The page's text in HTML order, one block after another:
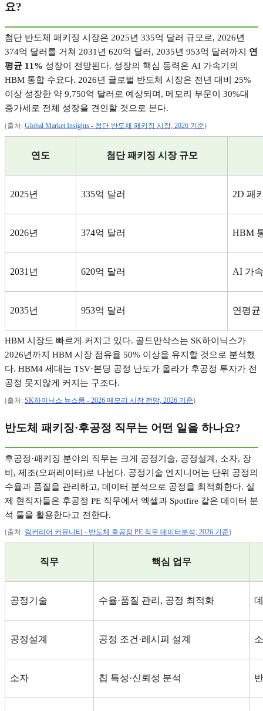
요?
첨단 반도체 패키징 시장은 2025년 335억 달러 규모로, 2026년
374억 달러를 거쳐 2031년 620억 달러 , 2035년 953억 달러까지 연
평균 11% 성장이 전망된다. 성장의 핵심 동력은 AI 가속기의
HBM 통합 수요다. 2026년 글로벌 반도체 시장은 전년 대비
25%
이상 성장한 약 9,750억 달러로 예상되며 , 메모리 부문이 30%대
증가세로 전체 성장을 견인할 것으로 본다.
(출처 : Global Market Insights - 첨단 반도체 패키징 시장, 2026 기준)
연도 첨단 패키징 시장 규모
2025년 335억 달러 2D 패
2026년 374억 달러 HBM
2031 년 620억 달러 AI 가
2035년 953억 달러 연평균
HBM 시장도 빠르게 커지고 있다. 골드만삭스는 SK하이닉스가
2026년까지 HBM 시장 점유율 50% 이상을 유지할 것으로 분석했
다. HBM4 세대는 TSV·본딩 공정 난도가 올라가 후공정 투자가 전
공정 못지않게 커지는 구조다.
(출처 : SK하이닉스 뉴스룸 - 2026 메모리 시장 전망, 2026 기준)
반도체 패키징·후공정 직무는 어떤 일을 하나요?
후공정·패키징 분야의 직무는 크게 공정기술, 공정설계 , 소자, 장
비 , 제조(오퍼레이터)로 나뉜다. 공정기술 엔지니어는 단위 공정의
수율과 품질을 관리하고, 데이터 분석으로 공정을 최적화한다. 실
제 현직자들은 후공정 PE 직무에서 엑셀과 Spotfire 같은 데이터 분
석 툴을 활용한다고 전한다.
(출처 : 링커리어 커뮤니티 - 반도체 후공정 PE 직무 데이터분석, 2026 기준)
직무 핵심 업무
공정기술 수율·품질 관리 , 공정 최적화
공정설계 공정 조건 ·레시피 설계
소자 칩 특성·신뢰성 분석